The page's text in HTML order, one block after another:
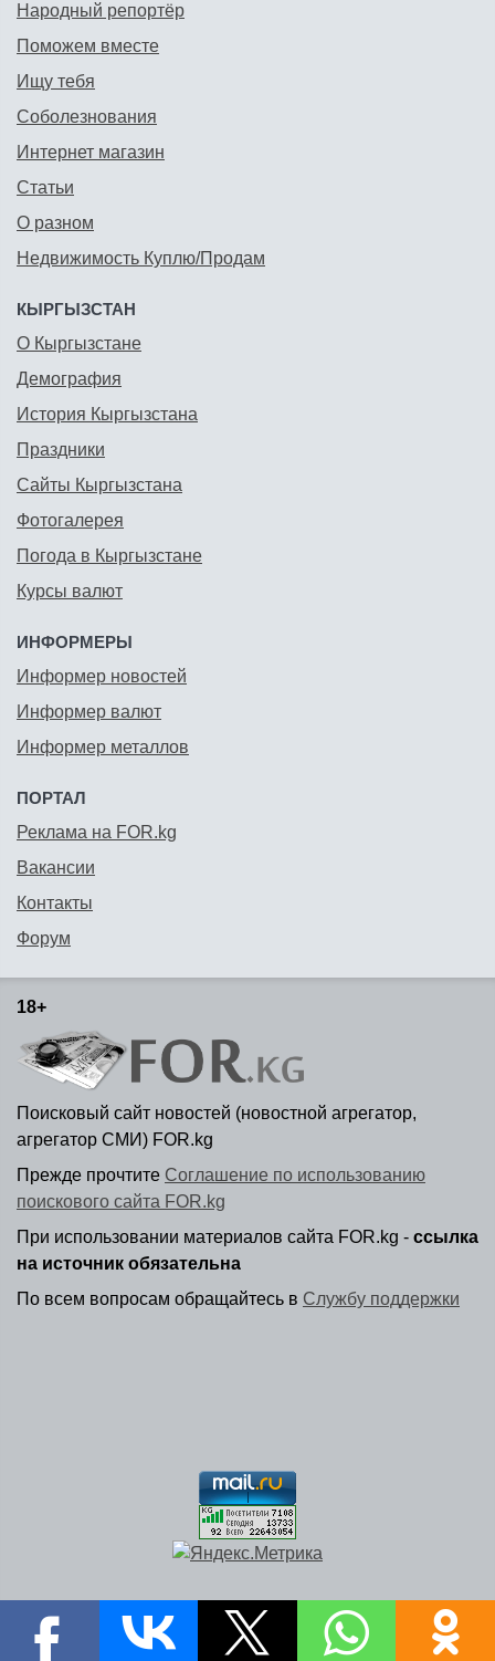
Народный репортёр
Поможем вместе
Ищу тебя
Соболезнования
Интернет магазин
Статьи
О разном
Недвижимость Куплю/Продам
КЫРГЫЗСТАН
О Кыргызстане
Демография
История Кыргызстана
Праздники
Сайты Кыргызстана
Фотогалерея
Погода в Кыргызстане
Курсы валют
ИНФОРМЕРЫ
Информер новостей
Информер валют
Информер металлов
ПОРТАЛ
Реклама на FOR.kg
Вакансии
Контакты
Форум
18+
Поисковый сайт новостей (новостной агрегатор,
агрегатор СМИ) FOR.kg
Прежде прочтите Соглашение по использованию
поискового сайта FOR.kg
При использовании материалов сайта FOR.kg - ссылка
на источник обязательна
По всем вопросам обращайтесь в Службу поддержки